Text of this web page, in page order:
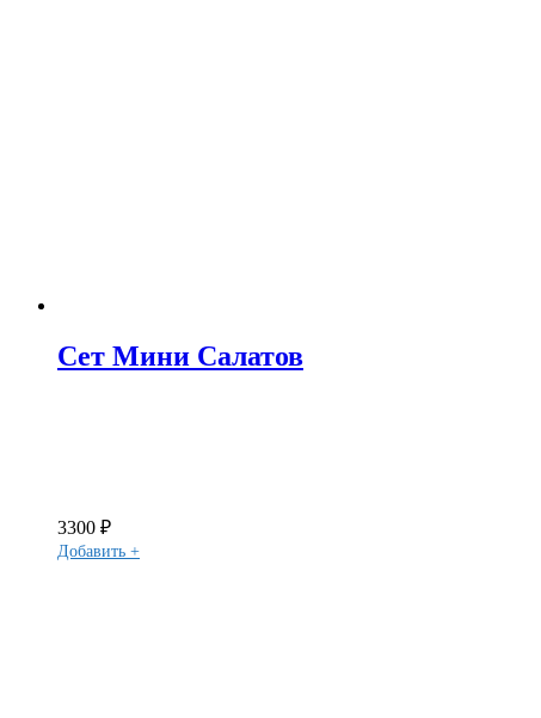
Сет Мини Салатов
3300 ₽
Добавить +